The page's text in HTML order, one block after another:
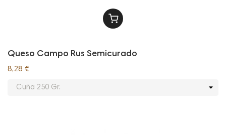
Queso Campo Rus Semicurado
8,28 €